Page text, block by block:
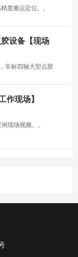
度搬运定位。,
设备【现场
非标四轴大型点胶
作现场】
现场视频。,